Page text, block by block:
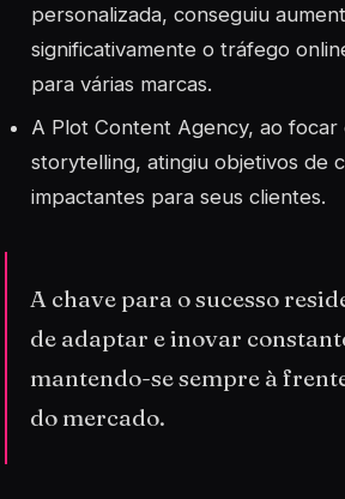
personalizada, conseguiu
significativamente o tráfego
para várias marcas.
A Plot Content Agency, ao
storytelling, atingiu objetivos de
impactantes para seus clientes.
A chave para o sucesso
de adaptar e inovar
mantendo-se sempre à
do mercado.